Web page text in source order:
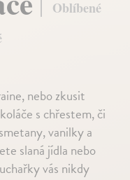
Oblíbené
nebo zkusit
s chřestem, či
vanilky a
slaná jídla nebo
vás nikdy